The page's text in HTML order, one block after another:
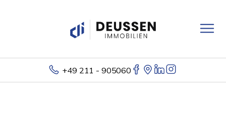
+49 211 - 905060